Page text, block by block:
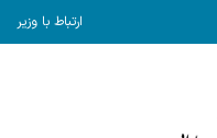
ارتباط با وزیر